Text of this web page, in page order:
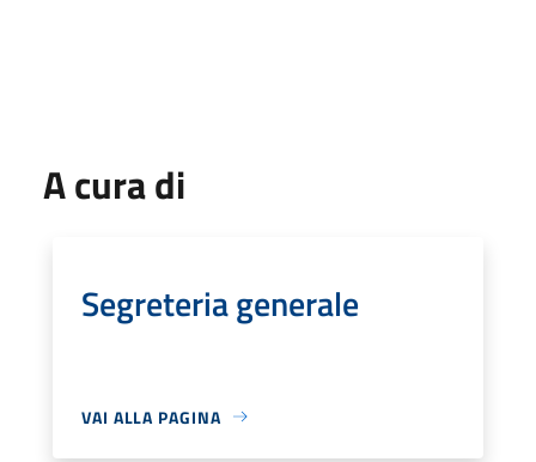
A cura di
Segreteria generale
VAI ALLA PAGINA